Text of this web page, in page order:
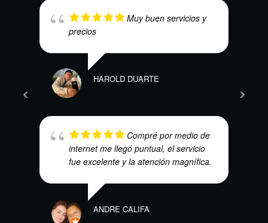
Muy buen servicios y
precios
HAROLD DUARTE
Compré por medio de
internet me llegó puntual, el servicio
fue excelente y la atención magnífica.
ANDRE CALIFA